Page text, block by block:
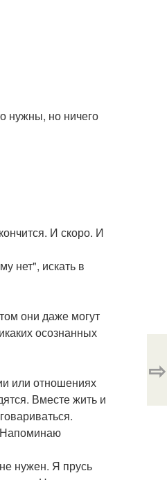
нужны, но ничего
И скоро. И
нет", искать в
они даже могут
осознанных
или отношениях
Вместе жить и
Напоминаю
нужен. Я прусь
⇨